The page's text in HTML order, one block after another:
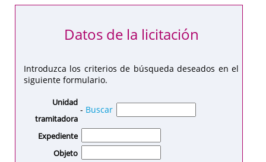
Introduzca los criterios de búsqueda deseados en el
siguiente formulario.
Datos de la licitación
Unidad
tramitadora
- Buscar
Expediente
Objeto